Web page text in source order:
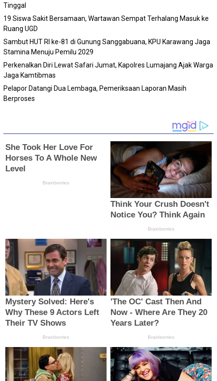
Tinggal
19 Siswa Sakit Bersamaan, Wartawan Sempat Terhalang Masuk ke
Ruang UGD
Sambut HUT RI ke-81 di Gunung Sanggabuana, KPU Karawang Jaga
Stamina Menuju Pemilu 2029
Perkenalkan Diri Lewat Safari Jumat, Kapolres Lumajang Ajak Warga
Jaga Kamtibmas
Pelapor Datangi Dua Lembaga, Pemeriksaan Laporan Masih
Berproses